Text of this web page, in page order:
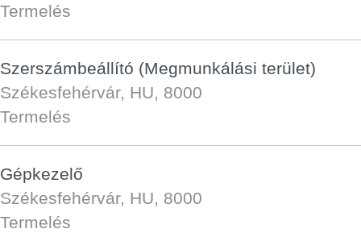
Termelés
Szerszámbeállító (Megmunkálási terület)
Székesfehérvár, HU, 8000
Termelés
Gépkezelő
Székesfehérvár, HU, 8000
Termelés